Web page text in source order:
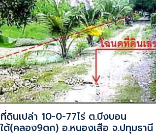
ที่ดินเปล่า 10-0-77ไร่ ต.บึงบอน
ใต้(คลอง9ตก) อ.หนองเสือ จ.ปทุมธานี